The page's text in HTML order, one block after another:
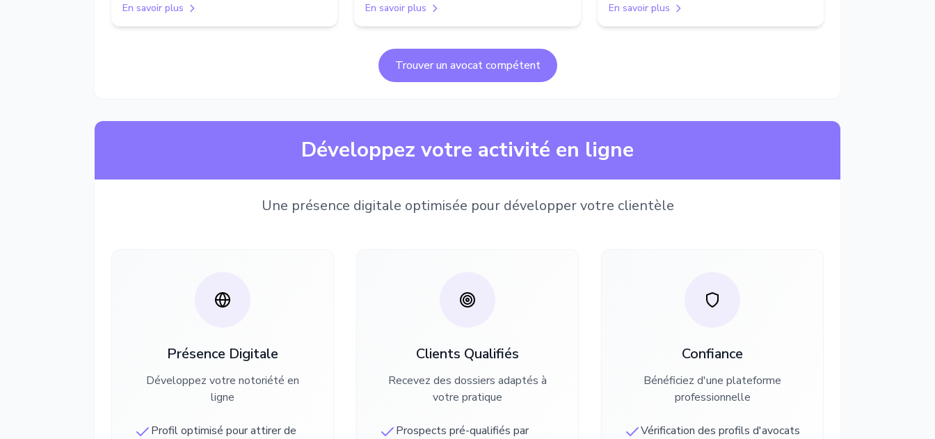
En savoir plus
En savoir plus
En savoir plus
Trouver un avocat compétent
Développez votre activité en ligne
Une présence digitale optimisée pour développer votre clientèle
Présence Digitale
Développez votre notoriété en
ligne
Profil optimisé pour attirer de
Clients Qualifiés
Recevez des dossiers adaptés à
votre pratique
Prospects pré-qualifiés par
Confiance
Bénéficiez d'une plateforme
professionnelle
Vérification des profils d'avocats